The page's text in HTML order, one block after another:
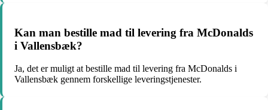
Kan man bestille mad til levering fra McDonalds
i Vallensbæk?
Ja, det er muligt at bestille mad til levering fra McDonalds i
Vallensbæk gennem forskellige leveringstjenester.